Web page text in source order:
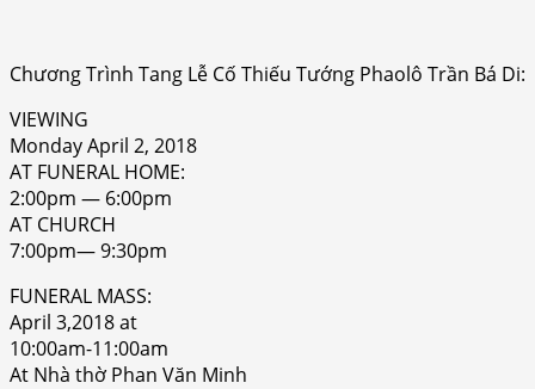
Chương Trình Tang Lễ Cố Thiếu Tướng Phaolô Trần Bá Di:
VIEWING
Monday April 2, 2018
AT FUNERAL HOME:
2:00pm — 6:00pm
AT CHURCH
7:00pm— 9:30pm
FUNERAL MASS:
April 3,2018 at
10:00am-11:00am
At Nhà thờ Phan Văn Minh